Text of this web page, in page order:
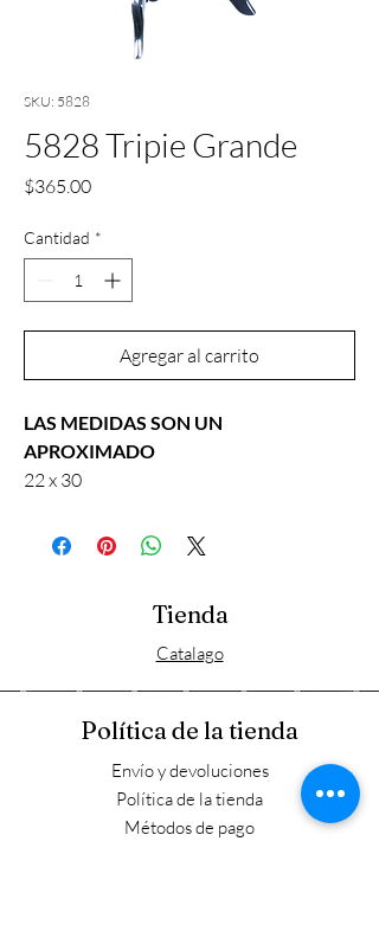
SKU: 5828
5828 Tripie Grande
$365.00Precio
Cantidad *
Agregar al carrito
LAS MEDIDAS SON UN
APROXIMADO
22 x 30
Tienda
Catalago
Política de la tienda
Envío y devoluciones
Política de la tienda
Métodos de pago